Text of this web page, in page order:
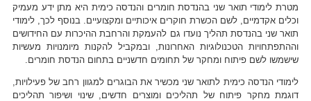
מטרת לימודי תואר שני בהנדסת חומרים והנדסה כימית היא מתן ידע מעמיק
וכלים אקדמיים, לשם הכשרת חוקרים איכותיים ומקצועיים. בנוסף לכך, לימודי
תואר שני בהנדסת תהליך נועדו גם להעמקת והרחבת ההיכרות עם החידושים
וההתפתחויות הטכנולוגיות האחרונות, ובמקביל להקנות מיומנויות מעשיות
שישמשו לשם פיתוח ומחקר של תחומים חדשניים בתחום הנדסת חומרים.
לימודי הנדסה כימית לתואר שני מכשיר את הבוגרים למגוון רחב של פעילויות,
דוגמת מחקר פיתוח של תהליכים ומוצרים חדשים, שינוי ושיפור תהליכים